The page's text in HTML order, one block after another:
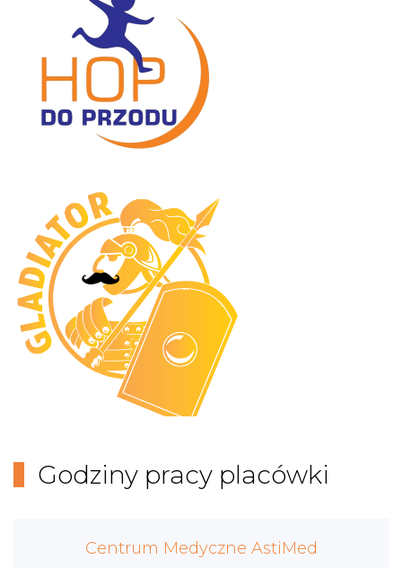
Godziny pracy placówki
Centrum Medyczne AstiMed